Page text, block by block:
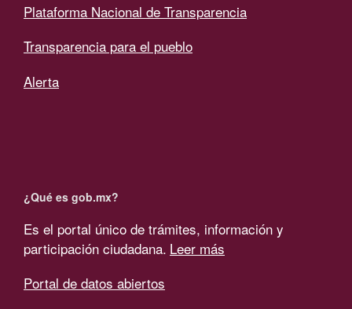
Plataforma Nacional de Transparencia
Transparencia para el pueblo
Alerta
¿Qué es gob.mx?
Es el portal único de trámites, información y
participación ciudadana. Leer más
Portal de datos abiertos